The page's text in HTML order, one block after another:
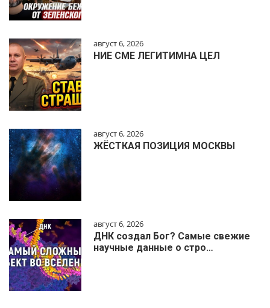
август 6, 2026
НИЕ СМЕ ЛЕГИТИМНА ЦЕЛ
август 6, 2026
ЖЁСТКАЯ ПОЗИЦИЯ МОСКВЫ
август 6, 2026
ДНК создал Бог? Самые свежие
научные данные о стро…